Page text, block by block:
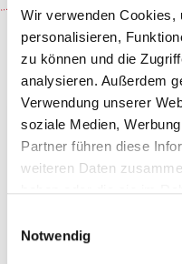
Wir verwenden Cookies,
personalisieren,
zu können und die
analysieren. Außerdem
Verwendung unserer
soziale Medien,
Partner führen diese
weiteren Daten
haben oder die sie im
Notwendig
Top
mit